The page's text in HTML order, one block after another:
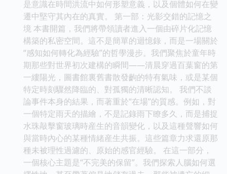
是意識在時間洪流中如何形塑意義，以及個體如何在變
遷中堅守其內在的真實。 第一部：光影交錯的記憶之
境 本書開篇，我們將帶領讀者進入一個由碎片化記憶
構築的私密空間。這不是簡單的迴憶錄，而是一場關於
“感知如何轉化為經驗”的哲學漫步。我們聚焦於童年時
期那些對世界初次建構的瞬間——清晨穿過百葉窗的第
一縷陽光，圖書館裏舊書散發齣的特有氣味，或是某個
特定時刻驟然降臨的、對孤獨的清晰認知。 我們不談
論事件本身的結果，而著重於“在場”的質感。例如，對
一個特定雨天的描繪，不是記錄雨下瞭多久，而是捕捉
水珠敲擊窗玻璃時産生的音韻變化，以及這種聲響如何
與當時內心的某種情緒産生共振。這些篇章力求還原那
種未被理性過濾的、原始的感官經驗。 在這一部分，
一個核心主題是“不完美的保留”。我們探索人腦如何選